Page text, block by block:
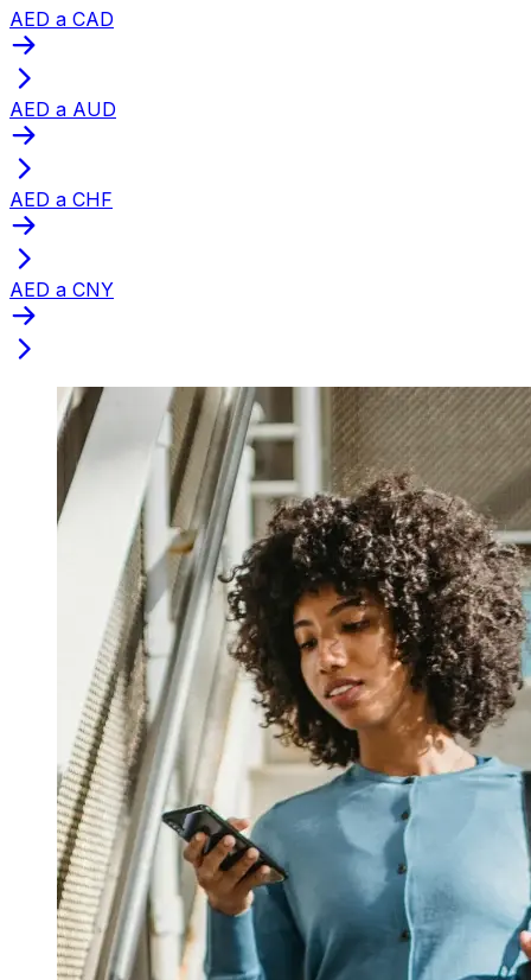
AED a CAD
AED a AUD
AED a CHF
AED a CNY